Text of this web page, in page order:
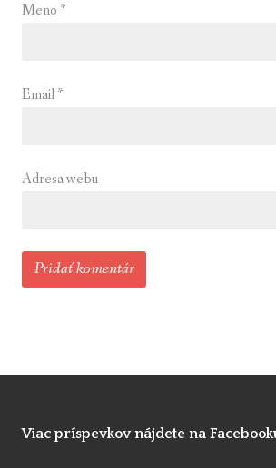
Meno *
Email*
Adresa webu
Viac príspevkov nájdete na